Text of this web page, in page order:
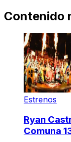
Contenido
Estrenos
Ryan
Comuna